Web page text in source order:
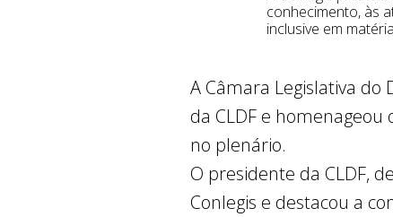
conhecimento, às
inclusive em
A Câmara Legislativa do
da CLDF e
no plenário.
O presidente da CLDF,
Conlegis e destacou a